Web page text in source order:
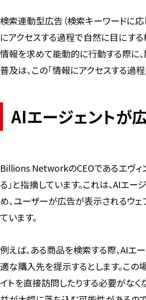
検索連動型広告（検索キーワードに
にアクセスする過程で自然に目にす
情報を求めて能動的に行動する際に、
普及は、この「情報にアクセスする過
AIエージェントが
Billions NetworkのCEOであるエヴィ
る」と指摘しています。これは、AIエ
め、ユーザーが広告が表示されるウ
ています。
例えば、ある商品を検索する際、AIエ
適な購入先を提示するとします。この
イトを直接訪問したりする必要がなく